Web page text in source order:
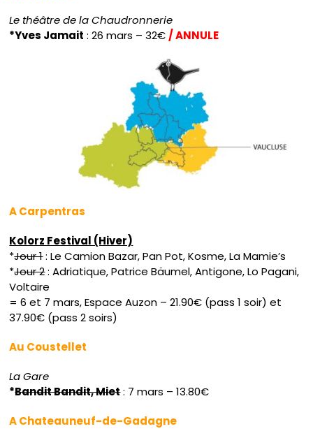
Le théâtre de la Chaudronnerie
*Yves Jamait : 26 mars – 32€ / ANNULE
A Carpentras
Kolorz Festival (Hiver)
*Jour 1: Le Camion Bazar, Pan Pot, Kosme, La Mamie’s
*Jour 2: Adriatique, Patrice Bäumel, Antigone, Lo Pagani,
Voltaire
= 6 et 7 mars, Espace Auzon – 21.90€ (pass 1 soir) et
37.90€ (pass 2 soirs)
Au Coustellet
La Gare
*Bandit Bandit, Miet: 7 mars – 13.80€
A Chateauneuf-de-Gadagne